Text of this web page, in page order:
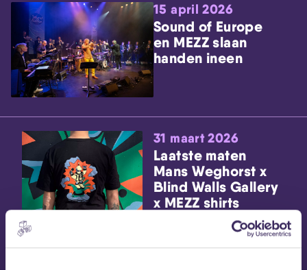
15 april 2026
Sound of Europe
en MEZZ slaan
handen ineen
31 maart 2026
Laatste maten
Mans Weghorst x
Blind Walls Gallery
x MEZZ shirts